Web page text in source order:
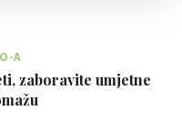
A
zaboravite umjetne